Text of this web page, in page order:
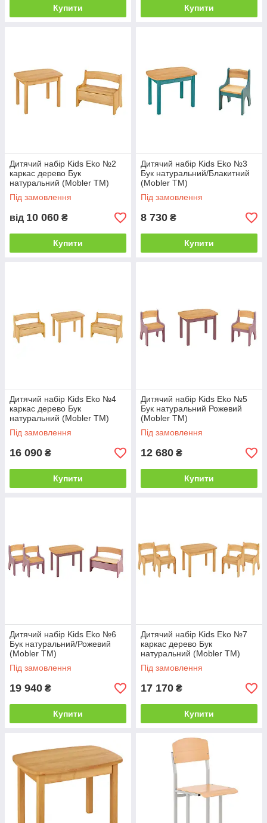
Купити Купити
Дитячий набір Kids Eko №2
каркас дерево Бук
натуральний (Mobler TM)
Під замовлення
від 10 060 ₴
Купити
Дитячий набір Kids Eko №3
Бук натуральний/Блакитний
(Mobler TM)
Під замовлення
8 730 ₴
Купити
Дитячий набір Kids Eko №4
каркас дерево Бук
натуральний (Mobler TM)
Під замовлення
16 090 ₴
Купити
Дитячий набір Kids Eko №5
Бук натуральний Рожевий
(Mobler TM)
Під замовлення
12 680 ₴
Купити
Дитячий набір Kids Eko №6
Бук натуральний/Рожевий
(Mobler TM)
Під замовлення
19 940 ₴
Купити
Дитячий набір Kids Eko №7
каркас дерево Бук
натуральний (Mobler TM)
Під замовлення
17 170 ₴
Купити